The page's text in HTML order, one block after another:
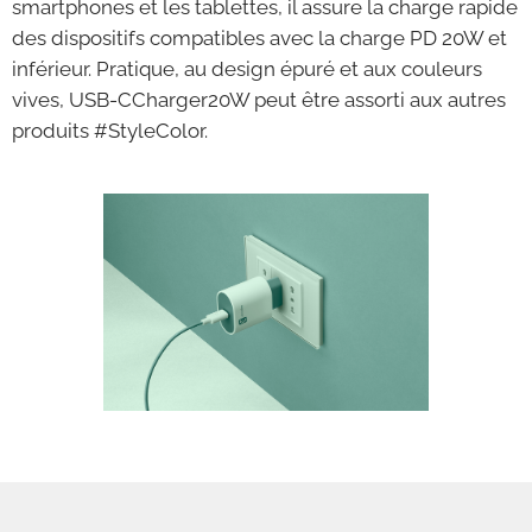
smartphones et les tablettes, il assure la charge rapide
des dispositifs compatibles avec la charge PD 20W et
inférieur. Pratique, au design épuré et aux couleurs
vives, USB-CCharger20W peut être assorti aux autres
produits #StyleColor.